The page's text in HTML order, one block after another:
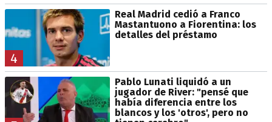
4
Real Madrid cedió a Franco
Mastantuono a Fiorentina: los
detalles del préstamo
Pablo Lunati liquidó a un
jugador de River: "pensé que
había diferencia entre los
blancos y los 'otros', pero no